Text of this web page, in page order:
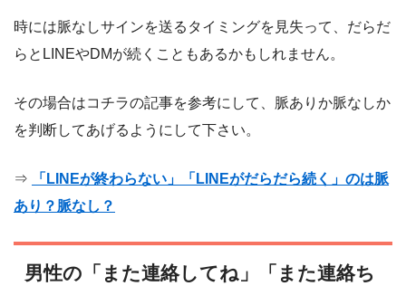
時には脈なしサインを送るタイミングを見失って、だらだ
らとLINEやDMが続くこともあるかもしれません。
その場合はコチラの記事を参考にして、脈ありか脈なしか
を判断してあげるようにして下さい。
⇒
「LINEが終わらない」「LINEがだらだら続く」のは脈
あり？脈なし？
男性の「また連絡してね」「また連絡ち